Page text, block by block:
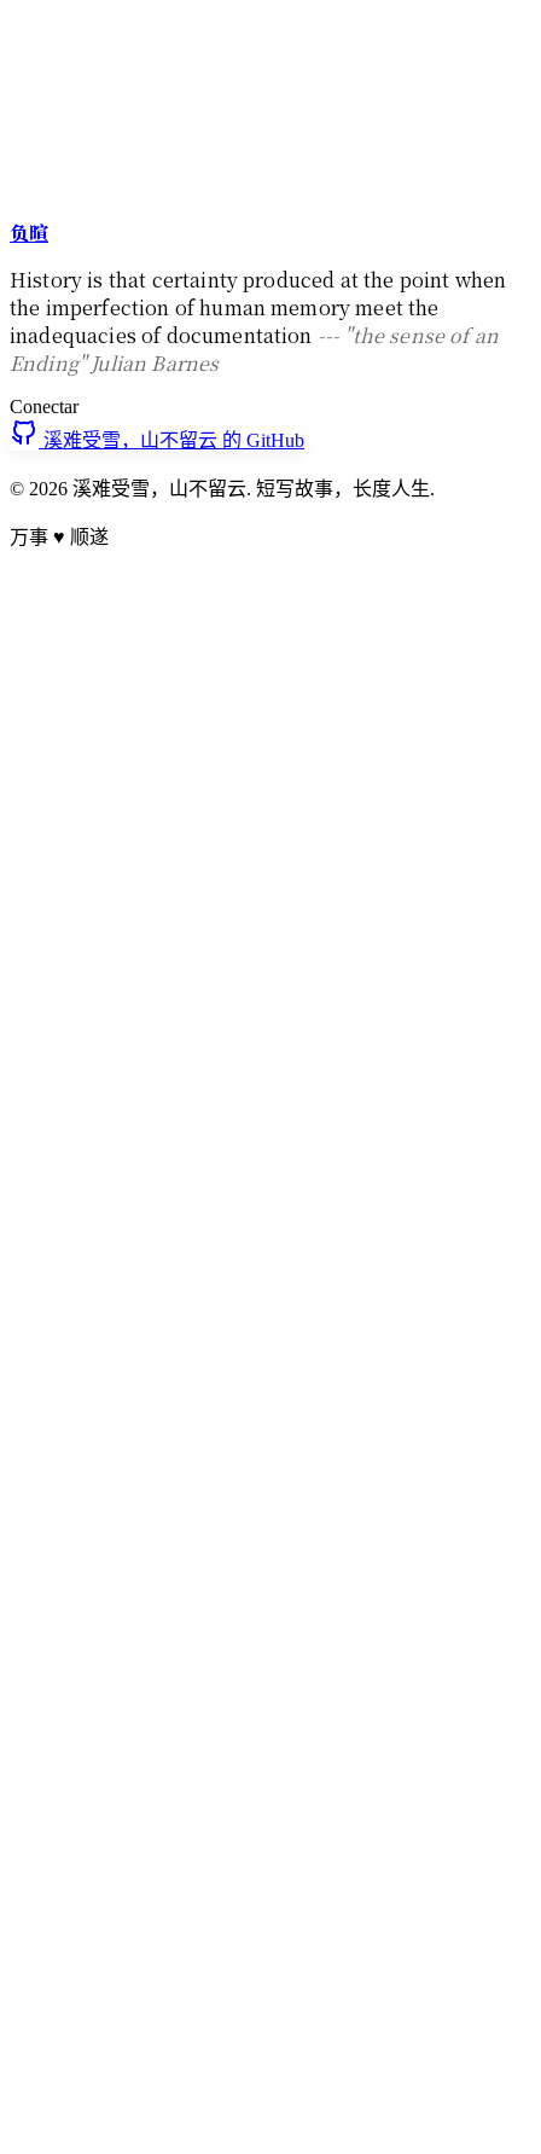
负暄
History is that certainty produced at the point when
the imperfection of human memory meet the
inadequacies of documentation --- "the sense of an
Ending" Julian Barnes
Conectar
溪难受雪，山不留云 的 GitHub
© 2026 溪难受雪，山不留云. 短写故事，长度人生.
万事 ♥ 顺遂